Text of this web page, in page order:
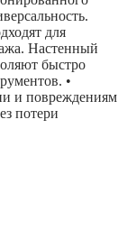
для
Настенный
быстро
•
и повреждениям
потери